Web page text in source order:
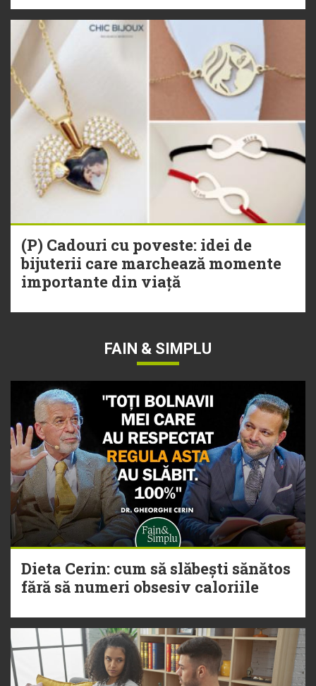
(P) Cadouri cu poveste: idei de
bijuterii care marchează momente
importante din viață
FAIN & SIMPLU
Dieta Cerin: cum să slăbești sănătos
fără să numeri obsesiv caloriile